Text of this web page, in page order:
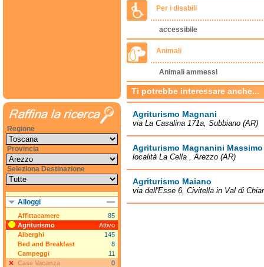
Per i disabili
accessibile
Animali
Animali ammessi
Ti potrebbe interessare anche...
Agriturismo Magnani
via La Casalina 171a, Subbiano (AR)
Agriturismo Magnanini Massimo
località La Cella , Arezzo (AR)
Agriturismo Maiano
via dell'Esse 6, Civitella in Val di
Regione
Provincia
Seleziona Destinazione
Alloggi
Affittacamere
85
Agriturismo
Attivo
Alberghi
145
Bed and Breakfast
8
Campeggi
11
Case Vacanza
0